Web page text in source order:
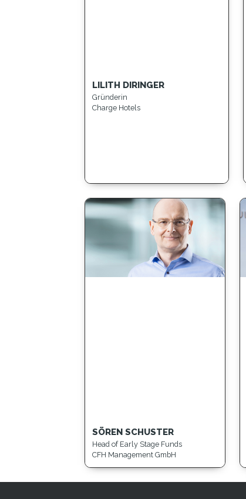
LILITH DIRINGER
Gründerin
Charge Hotels
SÖREN SCHUSTER
Head of Early Stage Funds
CFH Management GmbH